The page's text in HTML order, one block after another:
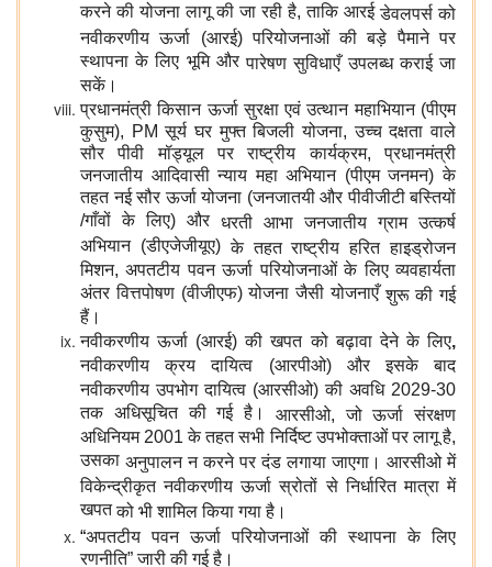
करने की योजना लागू की जा रही है, ताकि आरई डेवलपर्स को
नवीकरणीय ऊर्जा (आरई) परियोजनाओं की बड़े पैमाने पर
स्थापना के लिए भूमि और पारेषण सुविधाएँ उपलब्ध कराई जा
सकें।
प्रधानमंत्री किसान ऊर्जा सुरक्षा एवं उत्थान महाभियान (पीएम
कुसुम), PM सूर्य घर मुफ्त बिजली योजना, उच्च दक्षता वाले
सौर पीवी मॉड्यूल पर राष्ट्रीय कार्यक्रम, प्रधानमंत्री
जनजातीय आदिवासी न्याय महा अभियान (पीएम जनमन) के
तहत नई सौर ऊर्जा योजना (जनजातयी और पीवीजीटी बस्तियों
/गाँवों के लिए) और धरती आभा जनजातीय ग्राम उत्कर्ष
अभियान (डीएजेजीयूए) के तहत राष्‍ट्रीय हरित हाइड्रोजन
मिशन, अपतटीय पवन ऊर्जा परियोजनाओं के लिए व्यवहार्यता
अंतर वित्तपोषण (वीजीएफ) योजना जैसी योजनाएँ शुरू की गई
हैं।
नवीकरणीय ऊर्जा (आरई) की खपत को बढ़ावा देने के लिए,
नवीकरणीय क्रय दायित्‍व (आरपीओ) और इसके बाद
नवीकरणीय उपभोग दायित्‍व (आरसीओ) की अवधि 2029-30
तक अधिसूचित की गई है। आरसीओ, जो ऊर्जा संरक्षण
अधिनियम 2001 के तहत सभी निर्दिष्‍ट उपभोक्ताओं पर लागू है,
उसका अनुपालन न करने पर दंड लगाया जाएगा। आरसीओ में
विकेन्द्रीकृत नवीकरणीय ऊर्जा स्रोतों से निर्धारित मात्रा में
खपत को भी शामिल किया गया है।
“अपतटीय पवन ऊर्जा परियोजनाओं की स्थापना के लिए
रणनीति” जारी की गई है।